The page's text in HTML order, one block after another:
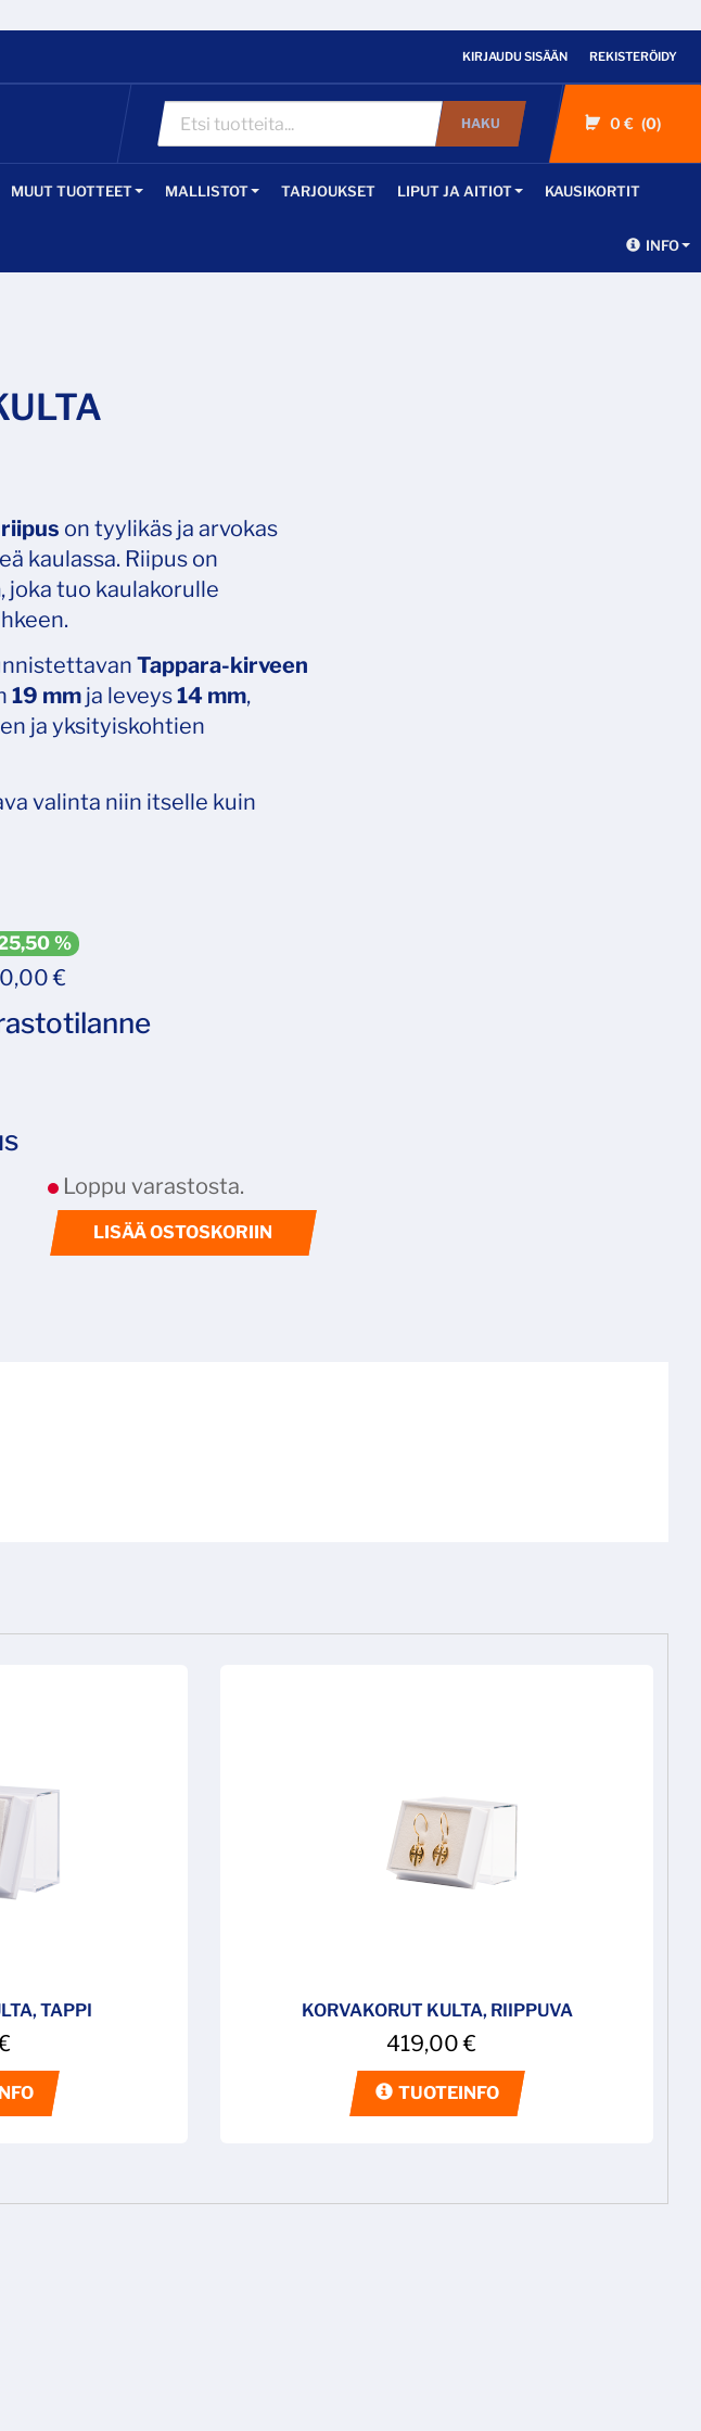
KIRJAUDU SISÄÄN REKISTERÖIDY
HAKU 0 € 0
MUUT TUOTTEET MALLISTOT TARJOUKSET LIPUT JA AITIOT KAUSIKORTIT
INFO
on tyylikäs ja arvokas
kaulassa. Riipus on
, joka tuo kaulakorulle
Tappara-kirveen
19 mm ja leveys14 mm,
ja yksityiskohtien
valinta niin itselle kuin
%
€
Loppu varastosta.
LISÄÄ OSTOSKORIIN
TAPPI KORVAKORUT KULTA, RIIPPUVA
419,00€
TUOTEINFO